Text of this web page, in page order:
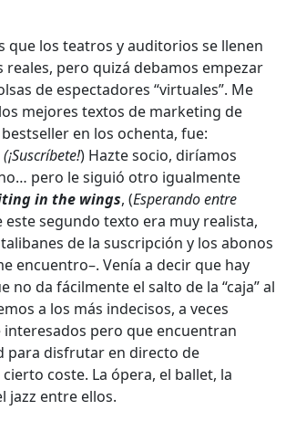
que los teatros y auditorios se llenen
reales, pero quizá debamos empezar
de espectadores “virtuales”. Me
mejores textos de marketing de
en los ochenta, fue:
(¡Suscríbete!) Hazte socio, diríamos
pero le siguió otro igualmente
in the wings, (Esperando entre
este segundo texto era muy realista,
de la suscripción y los abonos
encuentro–. Venía a decir que hay
no da fácilmente el salto de la “caja” al
a los más indecisos, a veces
pero que encuentran
para disfrutar en directo de
coste. La ópera, el ballet, la
jazz entre ellos.